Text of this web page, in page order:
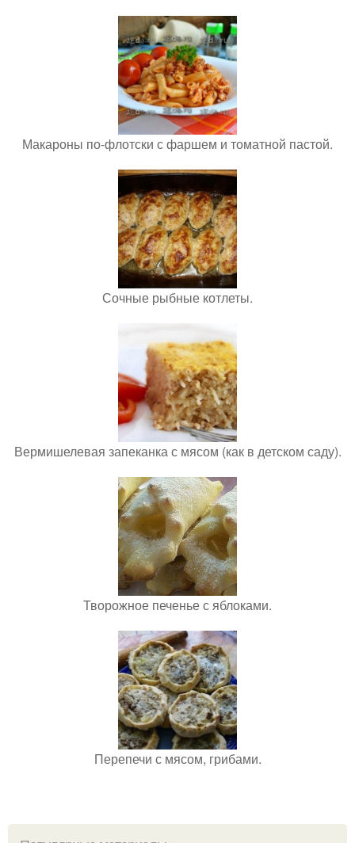
Макароны по-флотски с фаршем и томатной пастой.
Сочные рыбные котлеты.
Вермишелевая запеканка с мясом (как в детском саду).
Творожное печенье с яблоками.
Перепечи с мясом, грибами.